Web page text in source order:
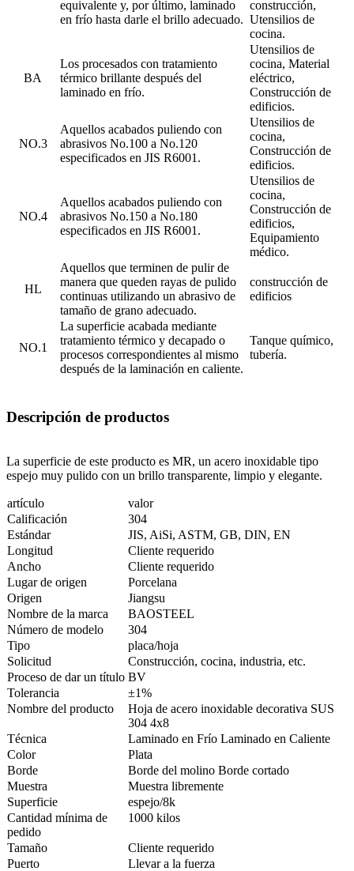
equivalente y, por último, laminado
en frío hasta darle el brillo adecuado.
construcción,
Utensilios de
cocina.
BA
Los procesados ​​con tratamiento
térmico brillante después del
laminado en frío.
Utensilios de
cocina, Material
eléctrico,
Construcción de
edificios.
NO.3
Aquellos acabados puliendo con
abrasivos No.100 a No.120
especificados en JIS R6001.
Utensilios de
cocina,
Construcción de
edificios.
NO.4
Aquellos acabados puliendo con
abrasivos No.150 a No.180
especificados en JIS R6001.
Utensilios de
cocina,
Construcción de
edificios,
Equipamiento
médico.
HL
Aquellos que terminen de pulir de
manera que queden rayas de pulido
continuas utilizando un abrasivo de
tamaño de grano adecuado.
construcción de
edificios
NO.1
La superficie acabada mediante
tratamiento térmico y decapado o
procesos correspondientes al mismo
después de la laminación en caliente.
Tanque químico,
tubería.
Descripción de productos
La superficie de este producto es MR, un acero inoxidable tipo
espejo muy pulido con un brillo transparente, limpio y elegante.
artículo
valor
Calificación
304
Estándar
JIS, AiSi, ASTM, GB, DIN, EN
Longitud
Cliente requerido
Ancho
Cliente requerido
Lugar de origen
Porcelana
Origen
Jiangsu
Nombre de la marca
BAOSTEEL
Número de modelo
304
Tipo
placa/hoja
Solicitud
Construcción, cocina, industria, etc.
Proceso de dar un título BV
Tolerancia
±1%
Nombre del producto
Hoja de acero inoxidable decorativa SUS
304 4x8
Técnica
Laminado en Frío Laminado en Caliente
Color
Plata
Borde
Borde del molino Borde cortado
Muestra
Muestra libremente
Superficie
espejo/8k
Cantidad mínima de
pedido
1000 kilos
Tamaño
Cliente requerido
Puerto
Llevar a la fuerza